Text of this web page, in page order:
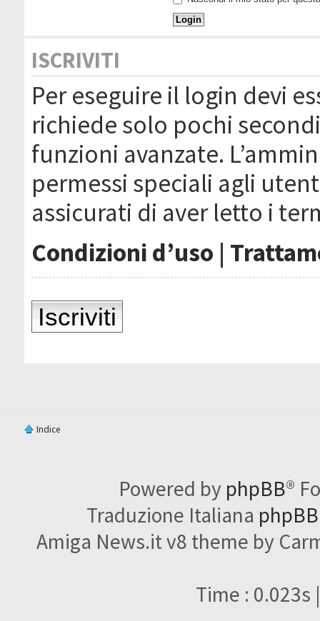
ISCRIVITI
Per eseguire il login devi
richiede solo pochi
funzioni avanzate.
permessi speciali agli
assicurati di aver letto i
Condizioni d’uso |
Iscriviti
Indice
Powered by phpBB®
Traduzione Italiana
Amiga News.it v8 theme by
Time : 0.023s